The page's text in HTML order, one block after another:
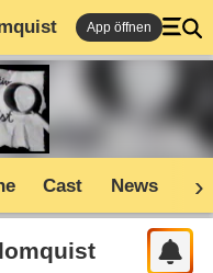
App öffnen
Cast News